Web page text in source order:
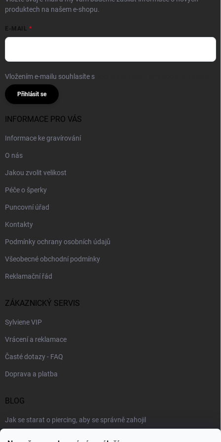
produktech na našem e-shopu.
E-MAIL
Vložením e-mailu souhlasíte s
Přihlásit se
INFORMACE PRO VÁS
Informace ke gravírování
O nás
Jakou zvolit velikost
Péče o šperky
Puncovní úřad
Kontakty
Podmínky ochrany osobních údajů
Všeobecné obchodní podmínky
Reklamační řád
ZÁKAZNICKÝ SERVIS
Sylviene VIP
Vrácení a reklamace
Časté dotazy - FAQ
Doprava a platba
BLOG
Jak se starat o piercing, aby se správně zahojil